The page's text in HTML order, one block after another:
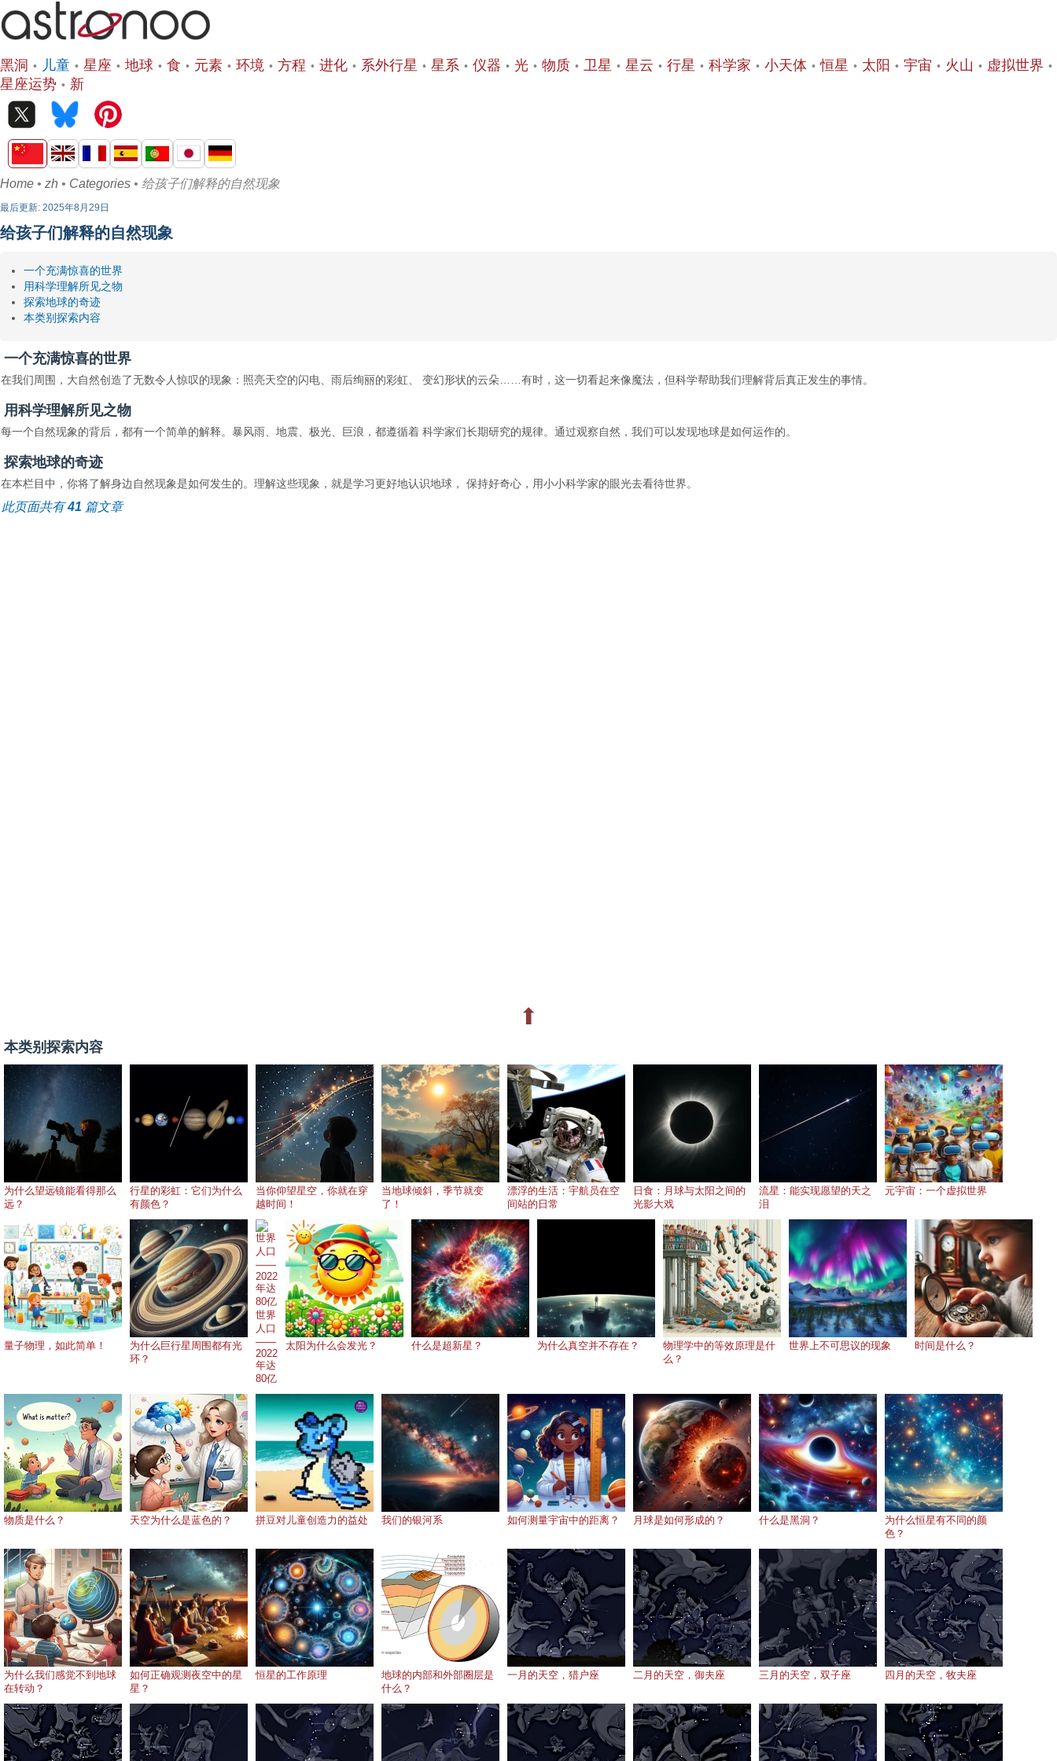
黑洞 儿童 星座 地球 食 元素 环境 方程 进化 系外行星 星系 仪器 光 物质 卫星 星云 行星 科学家 小天体 恒星 太阳 宇宙 火山
虚拟世界
星座运势
新
Home • zh • Categories • 给孩子们解释的自然现象
最后更新: 2025年8月29日
给孩子们解释的自然现象
一个充满惊喜的世界
用科学理解所见之物
探索地球的奇迹
本类别探索内容
一个充满惊喜的世界
在我们周围，大自然创造了无数令人惊叹的现象：照亮天空的闪电、雨后绚丽的彩虹、 变幻形状的云朵……有时，这一切看起来像魔法，但科学帮助我们理解背后真正发生的事情。
用科学理解所见之物
每一个自然现象的背后，都有一个简单的解释。暴风雨、地震、极光、巨浪，都遵循着 科学家们长期研究的规律。通过观察自然，我们可以发现地球是如何运作的。
探索地球的奇迹
在本栏目中，你将了解身边自然现象是如何发生的。理解这些现象，就是学习更好地认识地球， 保持好奇心，用小小科学家的眼光去看待世界。
此页面共有41 篇文章
⬆
本类别探索内容
为什么望远镜能看得那么
远？
行星的彩虹：它们为什么
有颜色？
当你仰望星空，你就在穿
越时间！
当地球倾斜，季节就变
了！
漂浮的生活：宇航员在空
间站的日常
日食：月球与太阳之间的
光影大戏
流星：能实现愿望的天之
泪
元宇宙：一个虚拟世界
量子物理，如此简单！
为什么巨行星周围都有光
环？
世界
人口
——
2022
年达
80亿
太阳为什么会发光？ 什么是超新星？ 为什么真空并不存在？
物理学中的等效原理是什
么？
世界上不可思议的现象 时间是什么？
物质是什么？ 天空为什么是蓝色的？ 拼豆对儿童创造力的益处 我们的银河系 如何测量宇宙中的距离？ 月球是如何形成的？ 什么是黑洞？
为什么恒星有不同的颜
色？
为什么我们感觉不到地球
在转动？
如何正确观测夜空中的星
星？
恒星的工作原理
地球的内部和外部圈层是
什么？
一月的天空，猎户座 二月的天空，御夫座 三月的天空，双子座 四月的天空，牧夫座